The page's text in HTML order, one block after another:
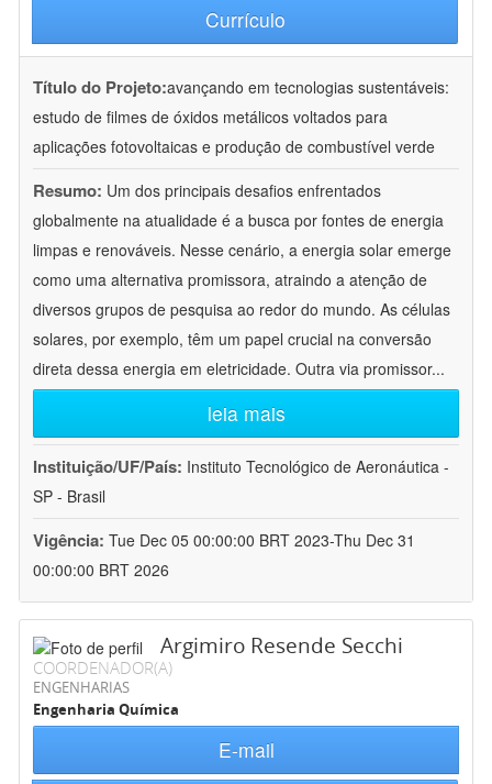
Currículo
Título do Projeto:avançando em tecnologias sustentáveis:
estudo de filmes de óxidos metálicos voltados para
aplicações fotovoltaicas e produção de combustível verde
Resumo: Um dos principais desafios enfrentados
globalmente na atualidade é a busca por fontes de energia
limpas e renováveis. Nesse cenário, a energia solar emerge
como uma alternativa promissora, atraindo a atenção de
diversos grupos de pesquisa ao redor do mundo. As células
solares, por exemplo, têm um papel crucial na conversão
direta dessa energia em eletricidade. Outra via promissor...
leia mais
Instituição/UF/País: Instituto Tecnológico de Aeronáutica -
SP - Brasil
Vigência: Tue Dec 05 00:00:00 BRT 2023-Thu Dec 31
00:00:00 BRT 2026
Argimiro Resende Secchi
COORDENADOR(A)
ENGENHARIAS
Engenharia Química
E-mail